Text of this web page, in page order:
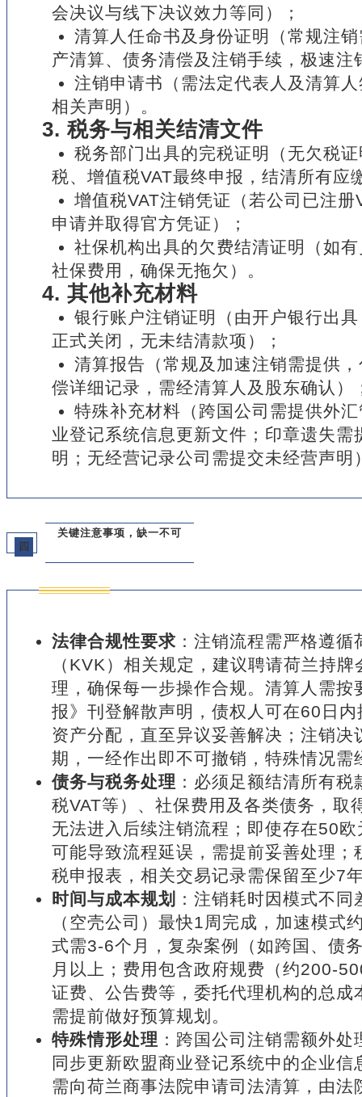
会决议与线下决议效力等同）；
清算人任命书及身份证明（常规注
产清算、债务清偿及注销手续，极速注
注销申请书（需法定代表人及清算
相关声明）。
3. 税务与相关结清文件
税务部门出具的完税证明（无欠税
税、增值税VAT最终申报，结清所有应
增值税VAT注销凭证（若公司已注
申请并取得官方凭证）；
社保机构出具的欠费结清证明（如
社保费用，确保无拖欠）。
4. 其他补充材料
银行账户注销证明（由开户银行出
正式关闭，无未结清款项）；
清算报告（常规及加速注销需提供
偿详细记录，需经清算人及股东确认）
特殊补充材料（跨国公司需提供外
业登记系统信息更新文件；印章遗失需
明；无经营记录公司需提交未经营声明
四
关键注意事项，缺一不可
法律合规性要求 ：注销流程需严格遵
（KVK）相关规定，建议聘请荷兰持
理，确保每一步操作合规。清算人需按
报》刊登解散声明，债权人可在60日
资产分配，直至异议妥善解决；注销决
期，一经作出即不可撤销，特殊情况需
债务与税务处理 ：必须足额结清所有
税VAT等）、社保费用及各类债务，取
无法进入后续注销流程；即使存在50
可能导致流程延误，需提前妥善处理；
税申报表，相关交易记录需保留至少7
时间与成本规划
：注销耗时因模式不
（空壳公司）最快1周完成，加速模式
式需3-6个月，复杂案例（如跨国、债
月以上；费用包含政府规费（约200-
证费、公告费等，委托代理机构的总
需提前做好预算规划。
特殊情形处理 ：跨国公司注销需额外
同步更新欧盟商业登记系统中的企业
需向荷兰商事法院申请司法清算，由法